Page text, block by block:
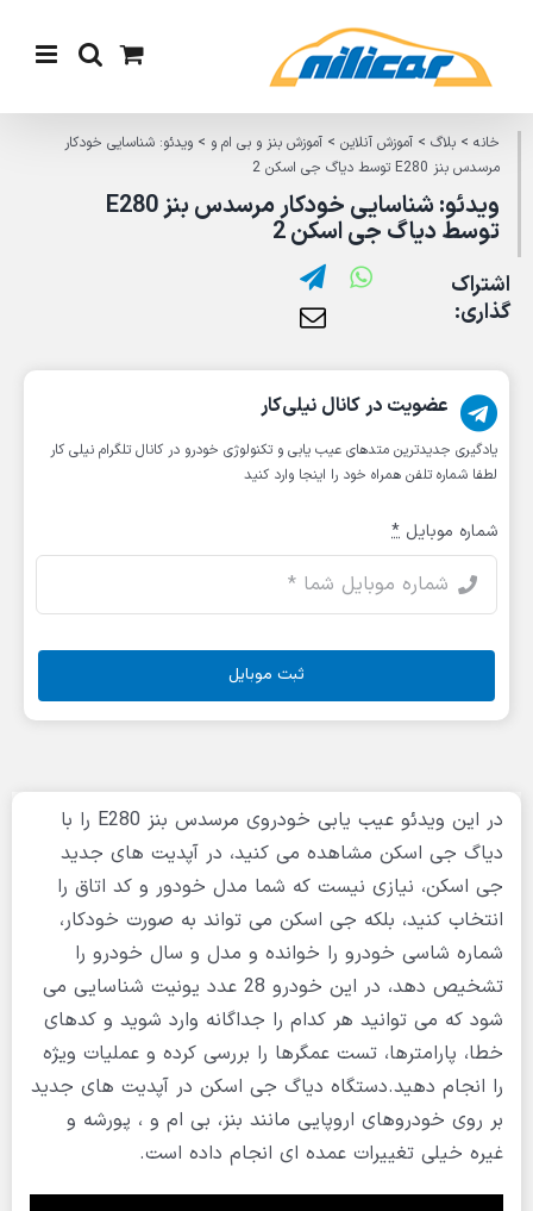
content
خانه> بلاگ> آموزش آنلاین> آموزش بنز و بی ام و > ویدئو: شناسایی خودکار
مرسدس بنز E280 توسط دیاگ جی اسکن 2
ویدئو: شناسایی خودکار مرسدس بنز E280
توسط دیاگ جی اسکن 2
اشتراک
گذاری:
در این ویدئو عیب یابی خودروی مرسدس بنز E280 را با
دیاگ جی اسکن مشاهده می کنید، در آپدیت های جدید
جی اسکن، نیازی نیست که شما مدل خودور و کد اتاق را
انتخاب کنید، بلکه جی اسکن می تواند به صورت خودکار،
شماره شاسی خودرو را خوانده و مدل و سال خودرو را
تشخیص دهد، در این خودرو 28 عدد یونیت شناسایی می
شود که می توانید هر کدام را جداگانه وارد شوید و کدهای
خطا، پارامترها، تست عمگرها را بررسی کرده و عملیات ویژه
را انجام دهید.دستگاه دیاگ جی اسکن در آپدیت های جدید
بر روی خودروهای اروپایی مانند بنز، بی ام و ، پورشه و
غیره خیلی تغییرات عمده ای انجام داده است.
عضویت در کانال نیلی‌کار
یادگیری جدیدترین متد‌های عیب یابی‌ و تکنولوژی خودرو در کانال تلگرام نیلی کار
لطفا شماره تلفن همراه خود را اینجا وارد کنید
شماره موبایل *
ثبت موبایل